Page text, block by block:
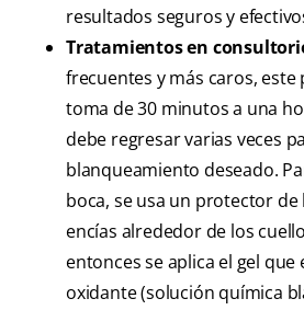
resultados seguros y
Tratamientos en
frecuentes y más caros,
toma de 30 minutos a una
debe regresar varias veces
blanqueamiento deseado.
boca, se usa un protector de
encías alrededor de los
entonces se aplica el gel que
oxidante (solución química